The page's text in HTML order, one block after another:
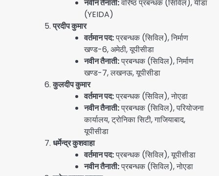
नवीन तैनाती:वरिष्ठ प्रबन्धक (सिविल), यीडा
(YEIDA)
प्रदीप कुमार
वर्तमान पद:प्रबन्धक (सिविल), निर्माण
खण्ड-6, अमेठी, यूपीसीडा
नवीन तैनाती:प्रबन्धक (सिविल), निर्माण
खण्ड-7, लखनऊ, यूपीसीडा
कुलदीप कुमार
वर्तमान पद:प्रबन्धक (सिविल), नोएडा
नवीन तैनाती:प्रबन्धक (सिविल), परियोजना
कार्यालय, ट्रोनिका सिटी, गाजियाबाद,
यूपीसीडा
धर्मेन्द्र कुशवाहा
वर्तमान पद:प्रबन्धक (सिविल), यूपीसीडा
नवीन तैनाती:प्रबन्धक (सिविल), नोएडा